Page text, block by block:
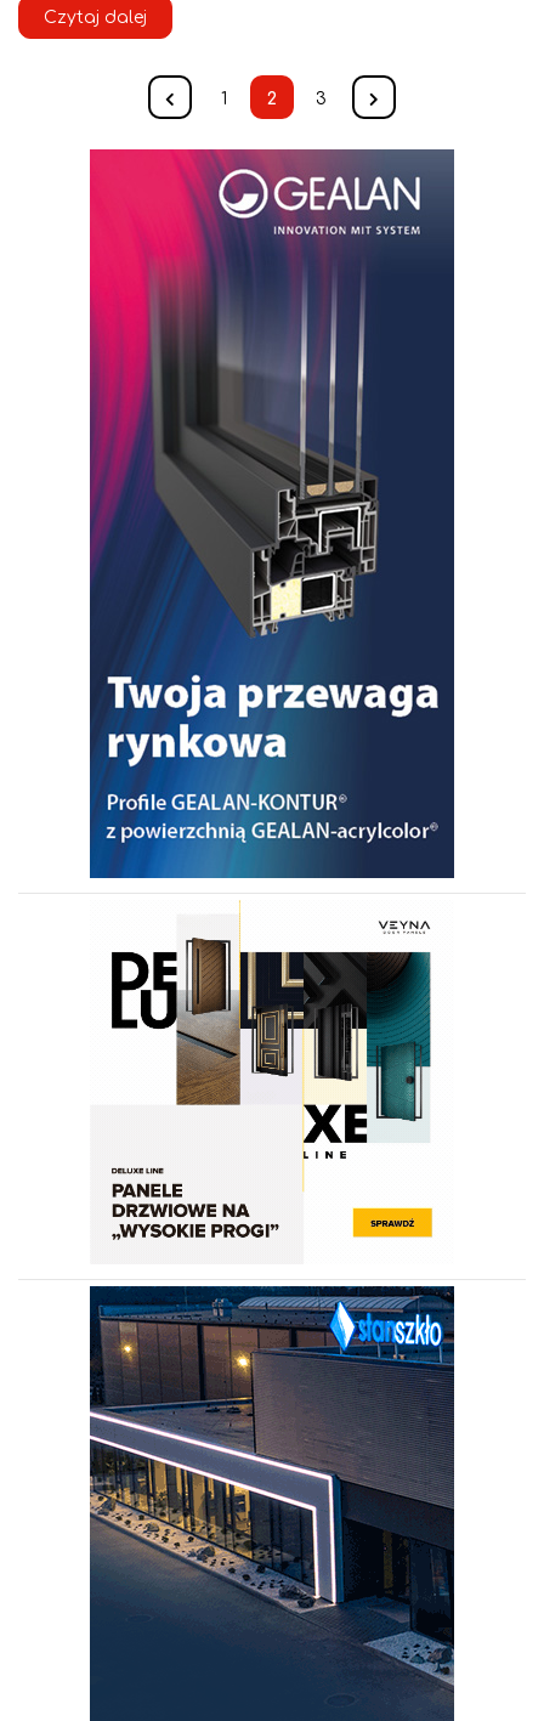
Czytaj dalej
1 2 3